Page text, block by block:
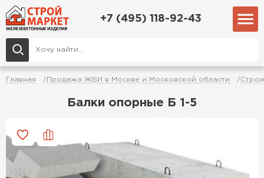
+7 (495) 118-92-43
Главная Продажа ЖБИ в Москве и Московской области
Балки опорные Б 1-5